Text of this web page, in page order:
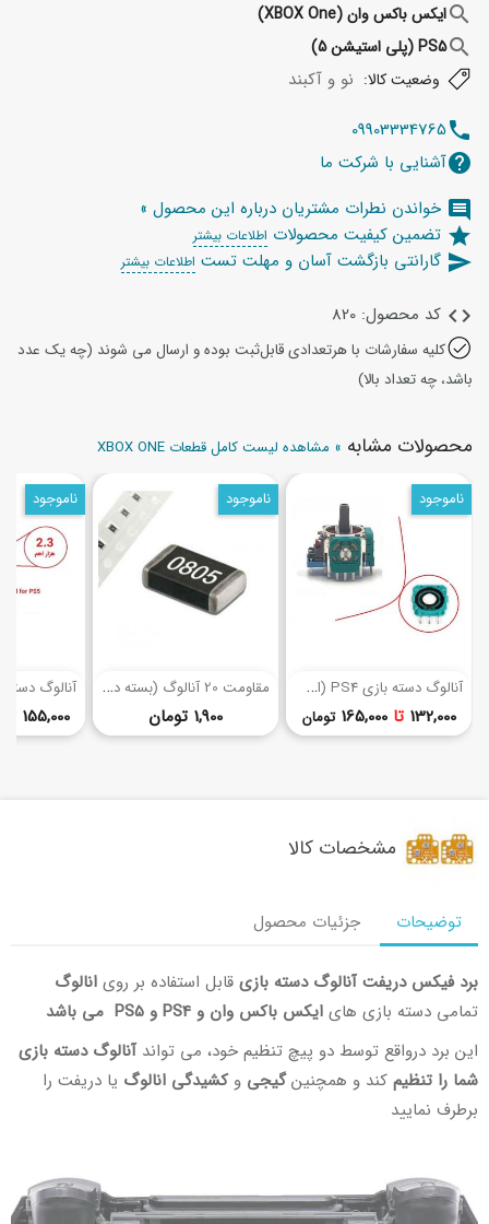
searchایکس باکس وان (XBOX One)
searchPS5 (پلی استیشن 5)
وضعیت کالا: نو و آکبند
telephone
09903334765
helpآشنایی با شرکت ما
comment خواندن نطرات مشتریان درباره این محصول »
star تضمین کیفیت محصولات اطلاعات بیشتر
send گارانتی بازگشت آسان و مهلت تست اطلاعات بیشتر
code کد محصول: 820
کلیه سفارشات با هرتعدادی قابل‌ثبت بوده و ارسال می شوند (چه یک عدد
باشد، چه تعداد بالا)
محصولات مشابه » مشاهده لیست کامل قطعات XBOX ONE
آ
نالوگ دسته بازی PS4 (اصلی)
قیمت 132,000 تا165,000 تومان
ناموجود
م
قاومت 20 آنالوگ (بسته ده عددی) دسته بازی PS4
قیمت 1,900 تومان
ناموجود
155,000
ناموجود
مشخصات کالا
توضیحات جزئیات محصول
برد فیکس دریفت آنالوگ دسته بازیقابل استفاده بر روی انالوگ
تمامی دسته بازی هایایکس باکس وان و PS4 و PS5 می باشد
این برد درواقع توسط دو پیچ تنظیم خود، می تواندآنالوگ دسته بازی
شما را تنظیمکند و همچنینگیجی وکشیدگی انالوگ یا دریفت را
برطرف نمایید